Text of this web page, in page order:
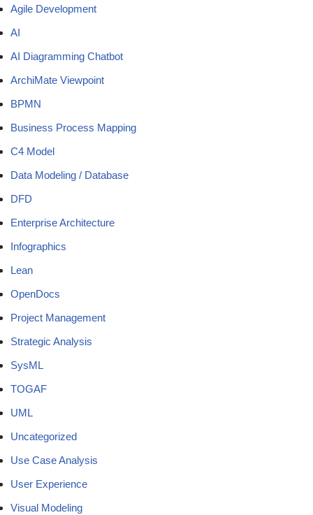
Agile Development
AI
AI Diagramming Chatbot
ArchiMate Viewpoint
BPMN
Business Process Mapping
C4 Model
Data Modeling / Database
DFD
Enterprise Architecture
Infographics
Lean
OpenDocs
Project Management
Strategic Analysis
SysML
TOGAF
UML
Uncategorized
Use Case Analysis
User Experience
Visual Modeling